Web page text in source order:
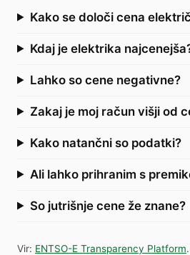
Kako se določi cena
Kdaj je elektrika
Lahko so cene negativne?
Zakaj je moj račun višji od
Kako natančni so podatki?
Ali lahko prihranim s
So jutrišnje cene že znane?
Vir: ENTSO-E Transparency Platform.